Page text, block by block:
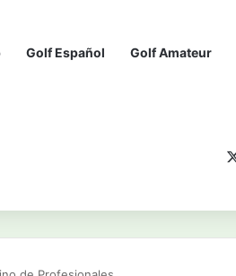
Golf Español Golf Amateur